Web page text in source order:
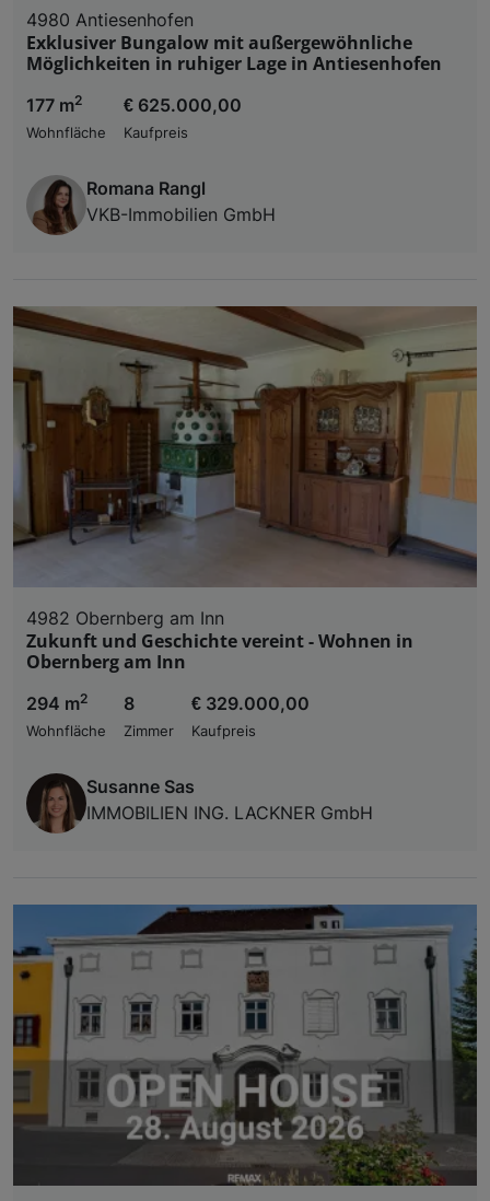
4980 Antiesenhofen
Exklusiver Bungalow mit außergewöhnliche
Möglichkeiten in ruhiger Lage in Antiesenhofen
177 m2
Wohnfläche
€ 625.000,00
Kaufpreis
Romana Rangl
VKB-Immobilien GmbH
4982 Obernberg am Inn
Zukunft und Geschichte vereint - Wohnen in
Obernberg am Inn
294 m2
Wohnfläche
8
Zimmer
€ 329.000,00
Kaufpreis
Susanne Sas
IMMOBILIEN ING. LACKNER GmbH